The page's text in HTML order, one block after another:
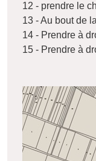
12 - prendre le
13 - Au bout de
14 - Prendre à
15 - Prendre à